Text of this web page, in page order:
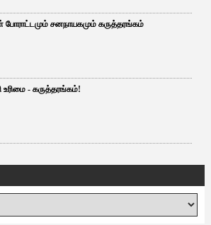
போராட்டமும் சனநாயகமும் கருத்தரங்கம்
உரிமை - கருத்தரங்கம்!